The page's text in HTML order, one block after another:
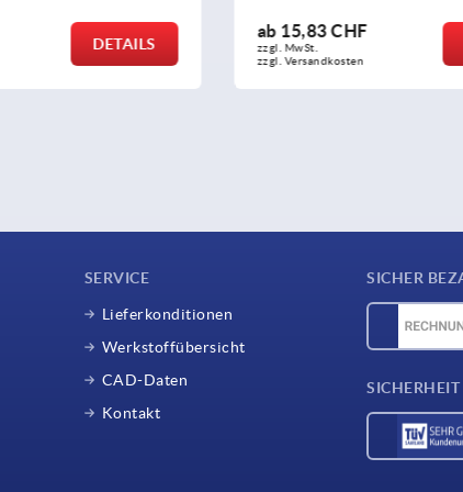
15,83 CHF ab 60,33 CHF
zzgl. Versandkosten
SERVICE
Lieferkonditionen
Werkstoffübersicht
CAD-Daten
Kontakt
SICHER